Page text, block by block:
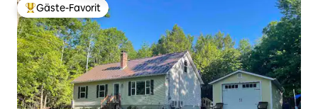
Beliebter Gäste-Favorit.
Gäste-Favorit